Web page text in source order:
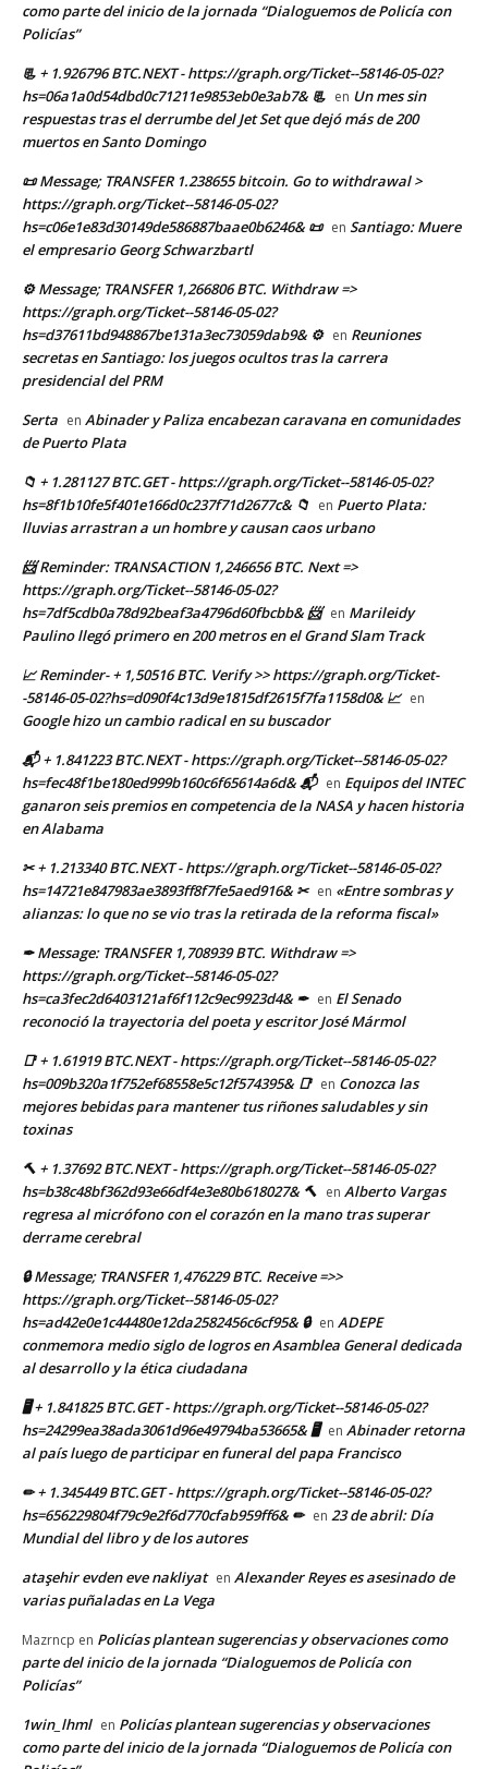
como parte del inicio de la jornada “Dialoguemos de Policía con
Policías”
📃 + 1.926796 BTC.NEXT - https://graph.org/Ticket--58146-05-02?
hs=06a1a0d54dbd0c71211e9853eb0e3ab7& 📃 en Un mes sin
respuestas tras el derrumbe del Jet Set que dejó más de 200
muertos en Santo Domingo
📜 Message; TRANSFER 1.238655 bitcoin. Go to withdrawal >
https://graph.org/Ticket--58146-05-02?
hs=c06e1e83d30149de586887baae0b6246& 📜 en Santiago: Muere
el empresario Georg Schwarzbartl
⚙ Message; TRANSFER 1,266806 BTC. Withdraw =>
https://graph.org/Ticket--58146-05-02?
hs=d37611bd948867be131a3ec73059dab9& ⚙ en Reuniones
secretas en Santiago: los juegos ocultos tras la carrera
presidencial del PRM
Serta en Abinader y Paliza encabezan caravana en comunidades
de Puerto Plata
📁 + 1.281127 BTC.GET - https://graph.org/Ticket--58146-05-02?
hs=8f1b10fe5f401e166d0c237f71d2677c& 📁 en Puerto Plata:
lluvias arrastran a un hombre y causan caos urbano
📨 Reminder: TRANSACTION 1,246656 BTC. Next =>
https://graph.org/Ticket--58146-05-02?
hs=7df5cdb0a78d92beaf3a4796d60fbcbb& 📨 en Marileidy
Paulino llegó primero en 200 metros en el Grand Slam Track
📈 Reminder- + 1,50516 BTC. Verify >> https://graph.org/Ticket-
-58146-05-02?hs=d090f4c13d9e1815df2615f7fa1158d0& 📈 en
Google hizo un cambio radical en su buscador
📬 + 1.841223 BTC.NEXT - https://graph.org/Ticket--58146-05-02?
hs=fec48f1be180ed999b160c6f65614a6d& 📬 en Equipos del INTEC
ganaron seis premios en competencia de la NASA y hacen historia
en Alabama
✂ + 1.213340 BTC.NEXT - https://graph.org/Ticket--58146-05-02?
hs=14721e847983ae3893ff8f7fe5aed916& ✂ en «Entre sombras y
alianzas: lo que no se vio tras la retirada de la reforma fiscal»
✒ Message: TRANSFER 1,708939 BTC. Withdraw =>
https://graph.org/Ticket--58146-05-02?
hs=ca3fec2d6403121af6f112c9ec9923d4& ✒ en El Senado
reconoció la trayectoria del poeta y escritor José Mármol
📑 + 1.61919 BTC.NEXT - https://graph.org/Ticket--58146-05-02?
hs=009b320a1f752ef68558e5c12f574395& 📑 en Conozca las
mejores bebidas para mantener tus riñones saludables y sin
toxinas
🔨 + 1.37692 BTC.NEXT - https://graph.org/Ticket--58146-05-02?
hs=b38c48bf362d93e66df4e3e80b618027& 🔨 en Alberto Vargas
regresa al micrófono con el corazón en la mano tras superar
derrame cerebral
🔒 Message; TRANSFER 1,476229 BTC. Receive =>>
https://graph.org/Ticket--58146-05-02?
hs=ad42e0e1c44480e12da2582456c6cf95& 🔒 en ADEPE
conmemora medio siglo de logros en Asamblea General dedicada
al desarrollo y la ética ciudadana
🖥 + 1.841825 BTC.GET - https://graph.org/Ticket--58146-05-02?
hs=24299ea38ada3061d96e49794ba53665& 🖥 en Abinader retorna
al país luego de participar en funeral del papa Francisco
✏ + 1.345449 BTC.GET - https://graph.org/Ticket--58146-05-02?
hs=656229804f79c9e2f6d770cfab959ff6& ✏ en 23 de abril: Día
Mundial del libro y de los autores
ataşehir evden eve nakliyat en Alexander Reyes es asesinado de
varias puñaladas en La Vega
Mazrncp en Policías plantean sugerencias y observaciones como
parte del inicio de la jornada “Dialoguemos de Policía con
Policías”
1win_lhml en Policías plantean sugerencias y observaciones
como parte del inicio de la jornada “Dialoguemos de Policía con